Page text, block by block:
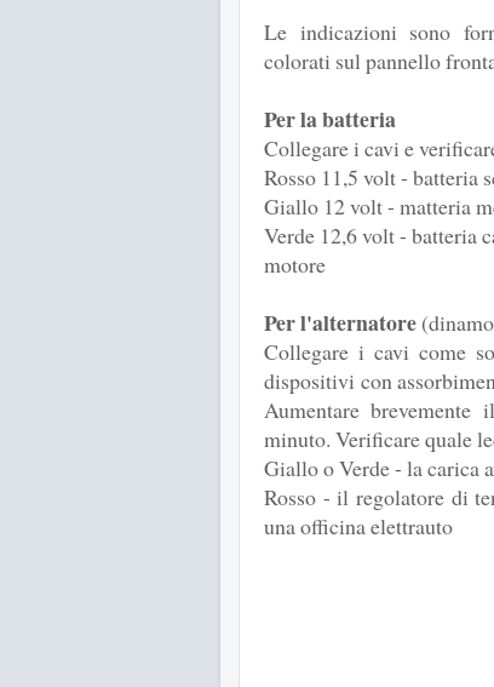
Le indicazioni sono
colorati sul pannello
Per la batteria
Collegare i cavi e
Rosso 11,5 volt - batteria
Giallo 12 volt - matteria
Verde 12,6 volt - batteria
motore
Per l'alternatore
Collegare i cavi come
dispositivi con
Aumentare
minuto. Verificare quale
Giallo o Verde - la carica
Rosso - il regolatore di
una officina elettrauto